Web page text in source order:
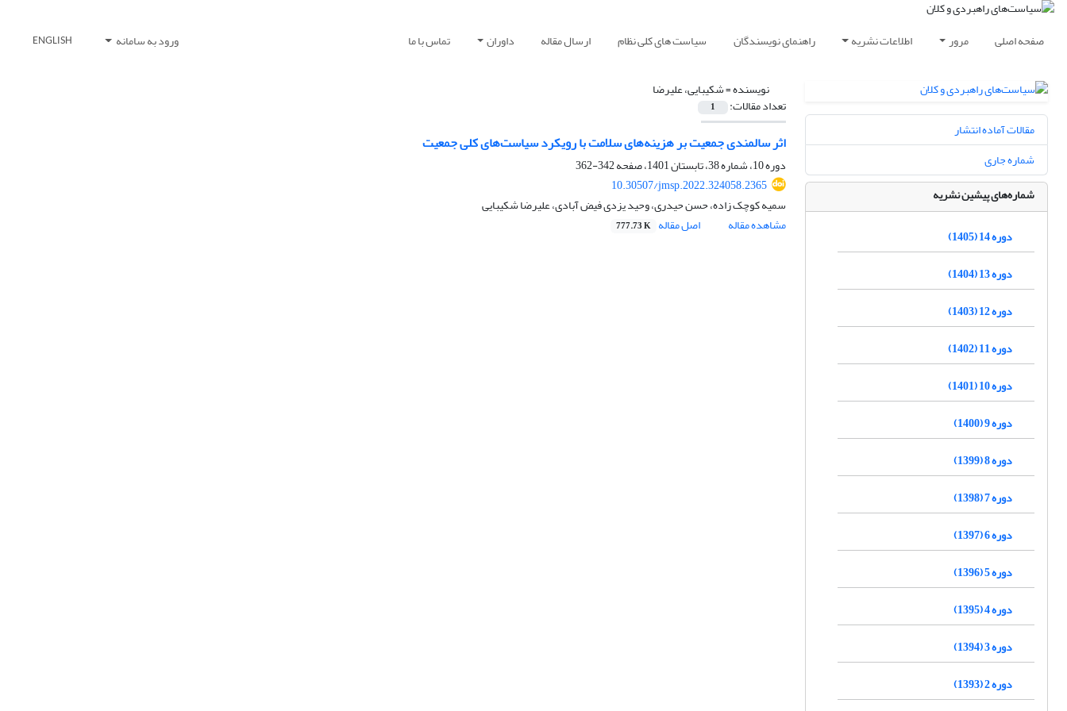
صفحه اصلی مرور اطلاعات نشریه راهنمای نویسندگان سیاست های کلی نظام ارسال مقاله داوران تماس با ما ورود به سامانه ENGLISH
نویسنده =شکیبایی، علیرضا
تعداد مقالات: 1
اثر سالمندی جمعیت بر هزینه‌های سلامت با رویکرد سیاست‌های کلی جمعیت
دوره 10، شماره 38، تابستان 1401، صفحه
342-362
10.30507/jmsp.2022.324058.2365
سمیه کوچک زاده، حسن حیدری، وحید یزدی فیض آبادی، علیرضا شکیبایی
مشاهده مقاله
اصل مقاله 777.73 K
مقالات آماده انتشار
شماره جاری
شماره‌های پیشین نشریه
دوره 14 (1405)
دوره 13 (1404)
دوره 12 (1403)
دوره 11 (1402)
دوره 10 (1401)
دوره 9 (1400)
دوره 8 (1399)
دوره 7 (1398)
دوره 6 (1397)
دوره 5 (1396)
دوره 4 (1395)
دوره 3 (1394)
دوره 2 (1393)